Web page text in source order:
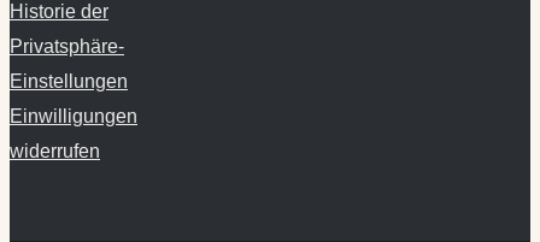
Historie der
Privatsphäre-
Einstellungen
Einwilligungen
widerrufen